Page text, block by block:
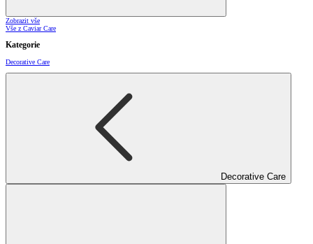
Zobrazit vše
Vše z Caviar Care
Kategorie
Decorative Care
Decorative Care